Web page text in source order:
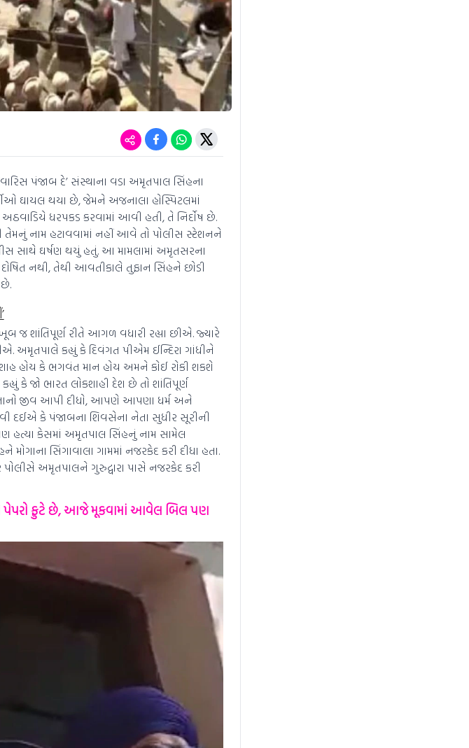
પંજાબ દે’ સંસ્થાના વડા અમૃતપાલ સિંહના
ઘાયલ થયા છે, જેમને અજનાલા હોસ્પિટલમાં
ધરપકડ કરવામાં આવી હતી, તે નિર્દોષ છે.
તેમનું નામ હટાવવામાં નહીં આવે તો પોલીસ સ્ટેશનને
સાથે ઘર્ષણ થયું હતું. આ મામલામાં અમૃતસરના
નથી, તેથી આવતીકાલે તુફાન સિંહને છોડી
જ શાંતિપૂર્ણ રીતે આગળ વધારી રહ્યા છીએ. જ્યારે
અમૃતપાલે કહ્યું કે દિવંગત પીએમ ઈન્દિરા ગાંધીને
શાહ હોય કે ભગવંત માન હોય અમને કોઈ રોકી શકશે
કે જો ભારત લોકશાહી દેશ છે તો શાંતિપૂર્ણ
જીવ આપી દીધો, આપણે આપણા ધર્મ અને
દઈએ કે પંજાબના શિવસેના નેતા સુધીર સૂરીની
હત્યા કેસમાં અમૃતપાલ સિંહનું નામ સામેલ
સિંગાવાલા ગામમાં નજરકેદ કરી દીધા હતા.
પોલીસે અમૃતપાલને ગુરુદ્વારા પાસે નજરકેદ કરી
પેપરો ફુટે છે, આજે મૂકવામાં આવેલ બિલ પણ